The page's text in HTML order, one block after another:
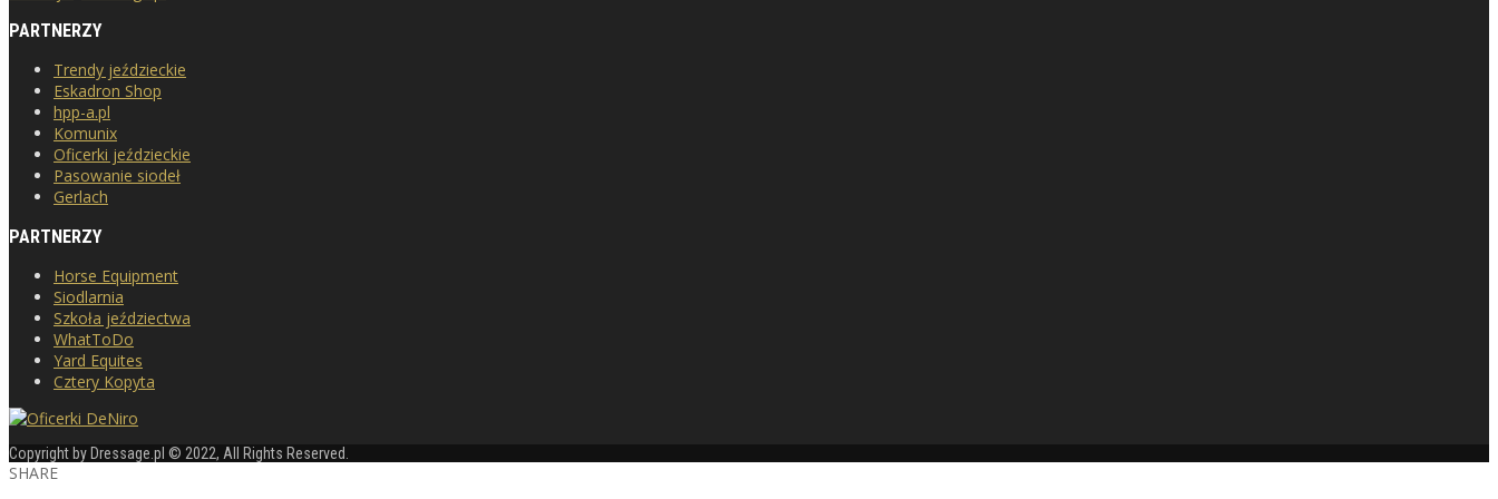
PARTNERZY
Trendy jeździeckie
Eskadron Shop
hpp-a.pl
Komunix
Oficerki jeździeckie
Pasowanie siodeł
Gerlach
PARTNERZY
Horse Equipment
Siodlarnia
Szkoła jeździectwa
WhatToDo
Yard Equites
Cztery Kopyta
Copyright by Dressage.pl © 2022, All Rights Reserved.
SHARE